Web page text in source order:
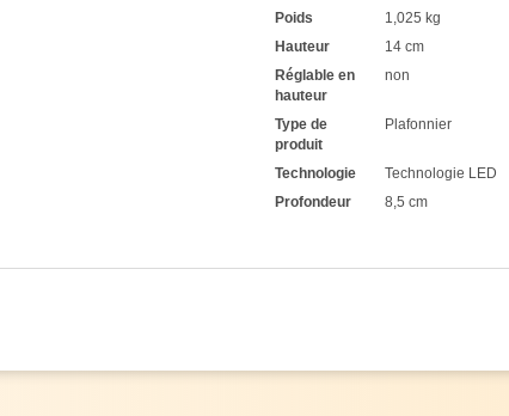
Poids
1,025 kg
Hauteur
14 cm
Réglable en
hauteur
non
Type de
produit
Plafonnier
Technologie
Technologie LED
Profondeur
8,5 cm